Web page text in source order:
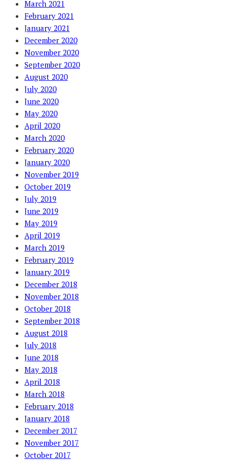
March 2021
February 2021
January 2021
December 2020
November 2020
September 2020
August 2020
July 2020
June 2020
May 2020
April 2020
March 2020
February 2020
January 2020
November 2019
October 2019
July 2019
June 2019
May 2019
April 2019
March 2019
February 2019
January 2019
December 2018
November 2018
October 2018
September 2018
August 2018
July 2018
June 2018
May 2018
April 2018
March 2018
February 2018
January 2018
December 2017
November 2017
October 2017